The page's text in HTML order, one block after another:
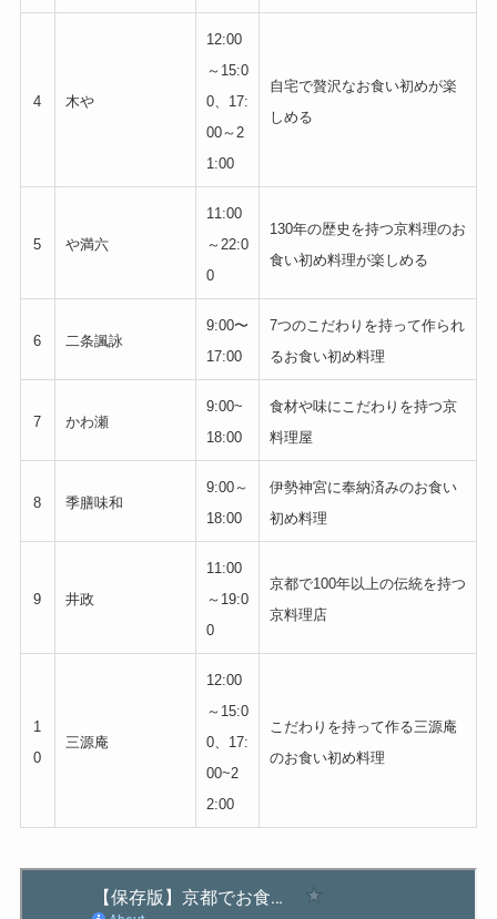
4 木や
12:00
～15:0
0、17:
00～2
1:00
自宅で贅沢なお食い初めが楽
しめる
5 や満六
11:00
～22:0
0
130年の歴史を持つ京料理のお
食い初め料理が楽しめる
6 二条諷詠
9:00〜
17:00
7つのこだわりを持って作られ
るお食い初め料理
7 かわ瀬
9:00~
18:00
食材や味にこだわりを持つ京
料理屋
8 季膳味和
9:00～
18:00
伊勢神宮に奉納済みのお食い
初め料理
9 井政
11:00
～19:0
0
京都で100年以上の伝統を持つ
京料理店
1
0
三源庵
12:00
～15:0
0、17:
00~2
2:00
こだわりを持って作る三源庵
のお食い初め料理